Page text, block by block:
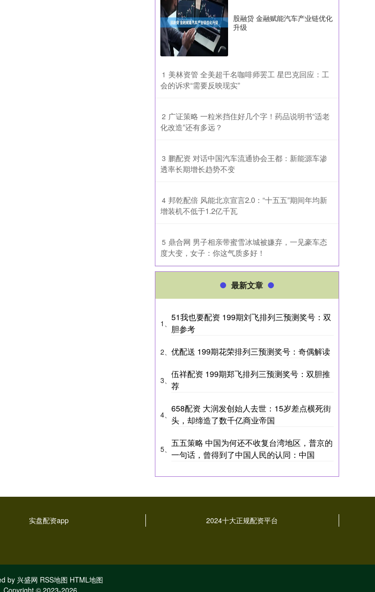
股融贷 金融赋能汽车产业链优化
升级
1 ​美林资管 全美超千名咖啡师罢工 星巴克回应：工
会的诉求“需要反映现实”
2 ​广证策略 一粒米挡住好几个字！药品说明书“适老
化改造”还有多远？
3 ​鹏配资 对话中国汽车流通协会王都：新能源车渗
透率长期增长趋势不变
4 ​邦乾配倍 风能北京宣言2.0：“十五五”期间年均新
增装机不低于1.2亿千瓦
5 ​鼎合网 男子相亲带蜜雪冰城被嫌弃，一见豪车态
度大变，女子：你这气质多好！
最新文章
1、
51我也要配资 199期刘飞排列三预测奖号：双
胆参考
2、 优配送 199期花荣排列三预测奖号：奇偶解读
3、
伍祥配资 199期郑飞排列三预测奖号：双胆推
荐
4、
658配资 大润发创始人去世：15岁差点横死街
头，却缔造了数千亿商业帝国
5、
五五策略 中国为何还不收复台湾地区，普京的
一句话，曾得到了中国人民的认同：中国
实盘配资app 2024十大正规配资平台
by 兴盛网 RSS地图 HTML地图
Copyright © 2023-2026